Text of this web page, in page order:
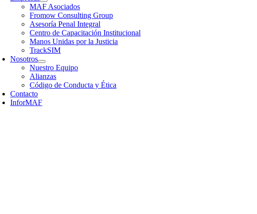
MAF Asociados
Fromow Consulting Group
Asesoría Penal Integral
Centro de Capacitación Institucional
Manos Unidas por la Justicia
TrackSIM
Nosotros
Nuestro Equipo
Alianzas
Código de Conducta y Ética
Contacto
InforMAF